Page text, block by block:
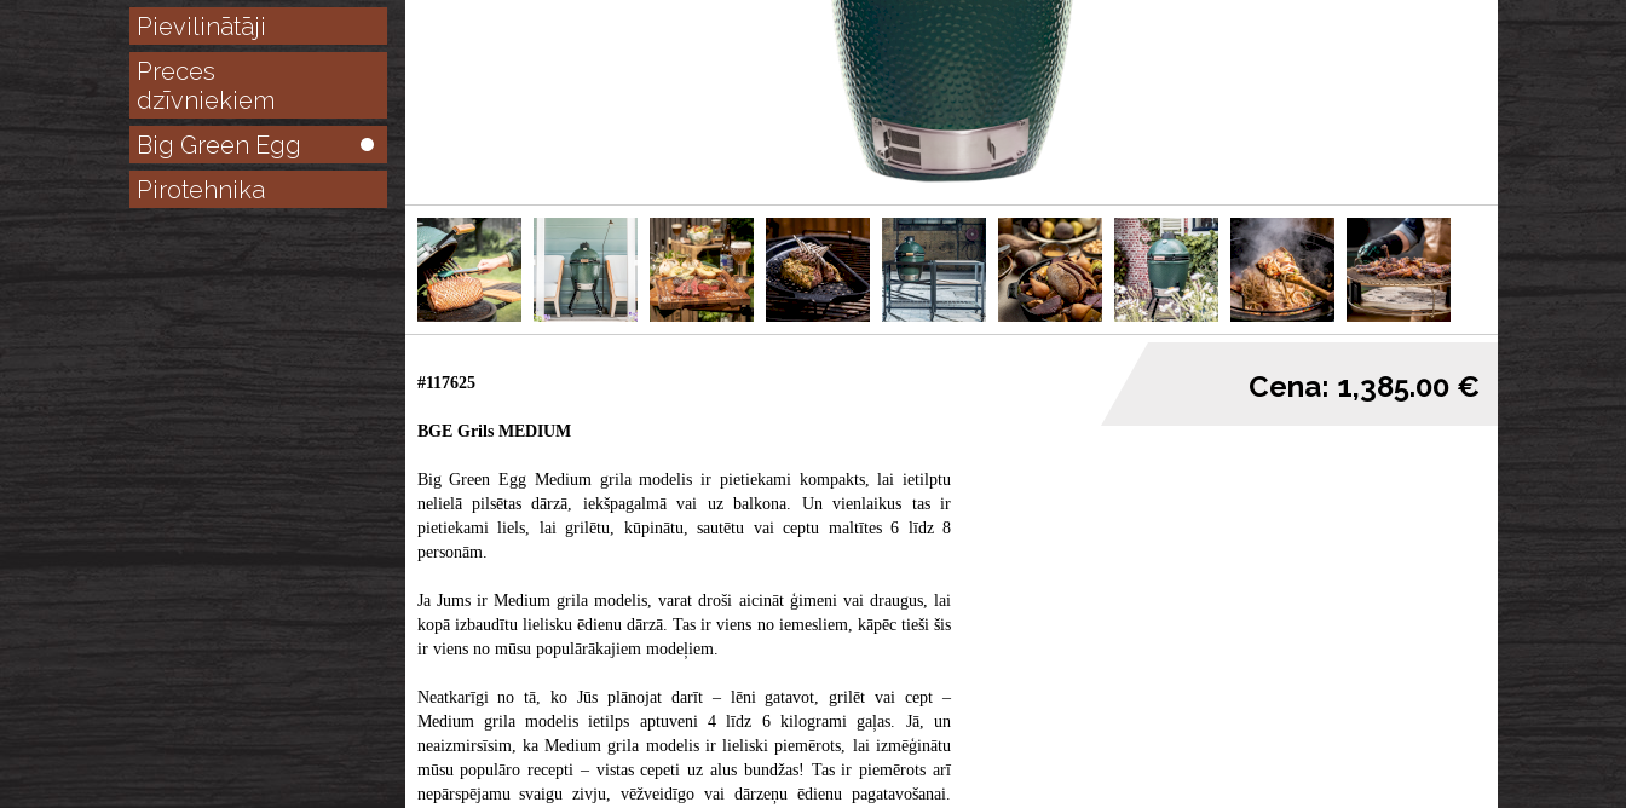
Pievilinātāji
Preces
dzīvniekiem
Big Green Egg
Pirotehnika
#117625
BGE Grils MEDIUM
Big Green Egg Medium grila modelis ir pietiekami kompakts, lai ietilptu
nelielā pilsētas dārzā, iekšpagalmā vai uz balkona. Un vienlaikus tas ir
pietiekami liels, lai grilētu, kūpinātu, sautētu vai ceptu maltītes 6 līdz 8
personām.
Ja Jums ir Medium grila modelis, varat droši aicināt ģimeni vai draugus, lai
kopā izbaudītu lielisku ēdienu dārzā. Tas ir viens no iemesliem, kāpēc tieši šis
ir viens no mūsu populārākajiem modeļiem.
Neatkarīgi no tā, ko Jūs plānojat darīt – lēni gatavot, grilēt vai cept –
Medium grila modelis ietilps aptuveni 4 līdz 6 kilogrami gaļas. Jā, un
neaizmirsīsim, ka Medium grila modelis ir lieliski piemērots, lai izmēģinātu
mūsu populāro recepti – vistas cepeti uz alus bundžas! Tas ir piemērots arī
nepārspējamu svaigu zivju, vēžveidīgo vai dārzeņu ēdienu pagatavošanai.
Cena: 1,385.00 €